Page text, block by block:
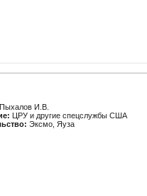
Пыхалов И.В.
ЦРУ и другие спецслужбы США
Эксмо, Яуза